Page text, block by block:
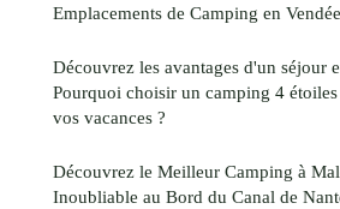
Emplacements de Camping en Vendée
Découvrez les avantages d'un séjour
Pourquoi choisir un camping 4
vos vacances ?
Découvrez le Meilleur Camping à
Inoubliable au Bord du Canal de